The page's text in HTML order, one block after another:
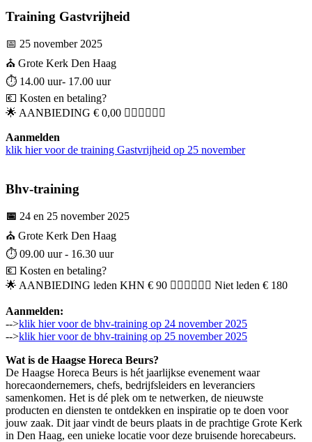
Training Gastvrijheid
📅 25 november 2025
⛪ Grote Kerk Den Haag
⏱️ 14.00 uur- 17.00 uur
💶 Kosten en betaling?
🌟 AANBIEDING € 0,00 👈🏼👈🏼👈🏼
Aanmelden
klik hier voor de training Gastvrijheid op 25 november
Bhv-training
📅 24 en 25 november 2025
⛪ Grote Kerk Den Haag
⏱️ 09.00 uur - 16.30 uur
💶 Kosten en betaling?
🌟 AANBIEDING leden KHN € 90 👈🏼👈🏼👈🏼 Niet leden € 180
Aanmelden:
-->klik hier voor de bhv-training op 24 november 2025
-->klik hier voor de bhv-training op 25 november 2025
Wat is de Haagse Horeca Beurs?
De Haagse Horeca Beurs is hét jaarlijkse evenement waar
horecaondernemers, chefs, bedrijfsleiders en leveranciers
samenkomen. Het is dé plek om te netwerken, de nieuwste
producten en diensten te ontdekken en inspiratie op te doen voor
jouw zaak. Dit jaar vindt de beurs plaats in de prachtige Grote Kerk
in Den Haag, een unieke locatie voor deze bruisende horecabeurs.